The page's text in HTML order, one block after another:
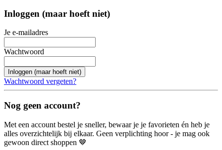
Inloggen (maar hoeft niet)
Je e-mailadres
Wachtwoord
Inloggen (maar hoeft niet)
Wachtwoord vergeten?
Nog geen account?
Met een account bestel je sneller, bewaar je je favorieten én heb je
alles overzichtelijk bij elkaar. Geen verplichting hoor - je mag ook
gewoon direct shoppen 🤎